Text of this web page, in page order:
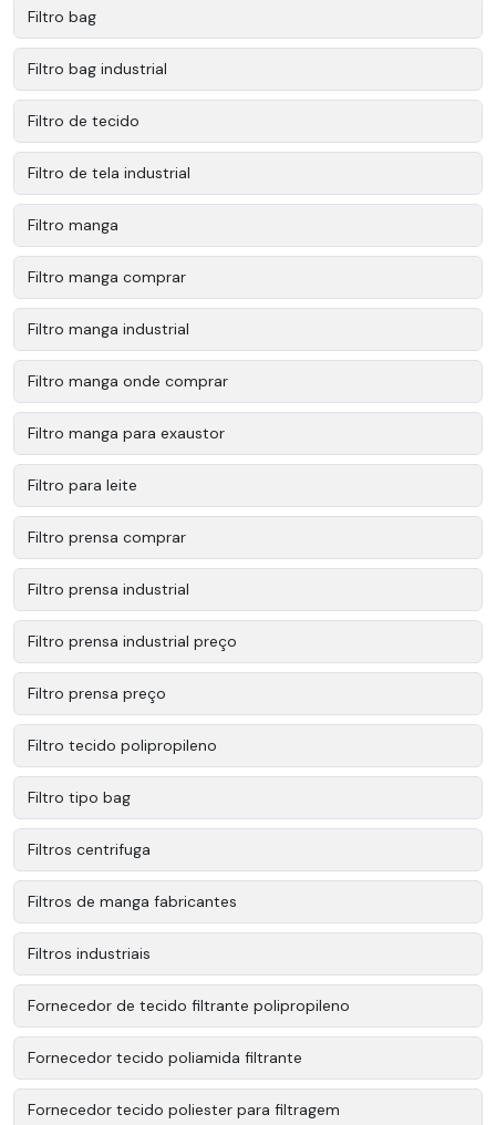
Filtro bag
Filtro bag industrial
Filtro de tecido
Filtro de tela industrial
Filtro manga
Filtro manga comprar
Filtro manga industrial
Filtro manga onde comprar
Filtro manga para exaustor
Filtro para leite
Filtro prensa comprar
Filtro prensa industrial
Filtro prensa industrial preço
Filtro prensa preço
Filtro tecido polipropileno
Filtro tipo bag
Filtros centrifuga
Filtros de manga fabricantes
Filtros industriais
Fornecedor de tecido filtrante polipropileno
Fornecedor tecido poliamida filtrante
Fornecedor tecido poliester para filtragem